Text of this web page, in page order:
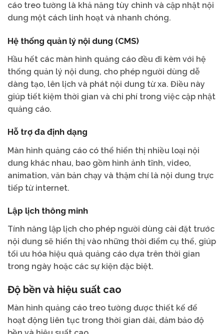
cáo treo tường là khả năng tùy chỉnh và cập nhật nội
dung một cách linh hoạt và nhanh chóng.
Hệ thống quản lý nội dung (CMS)
Hầu hết các màn hình quảng cáo đều đi kèm với hệ
thống quản lý nội dung, cho phép người dùng dễ
dàng tạo, lên lịch và phát nội dung từ xa. Điều này
giúp tiết kiệm thời gian và chi phí trong việc cập nhật
quảng cáo.
Hỗ trợ đa định dạng
Màn hình quảng cáo có thể hiển thị nhiều loại nội
dung khác nhau, bao gồm hình ảnh tĩnh, video,
animation, văn bản chạy và thậm chí là nội dung trực
tiếp từ internet.
Lập lịch thông minh
Tính năng lập lịch cho phép người dùng cài đặt trước
nội dung sẽ hiển thị vào những thời điểm cụ thể, giúp
tối ưu hóa hiệu quả quảng cáo dựa trên thời gian
trong ngày hoặc các sự kiện đặc biệt.
Độ bền và hiệu suất cao
Màn hình quảng cáo treo tường được thiết kế để
hoạt động liên tục trong thời gian dài, đảm bảo độ